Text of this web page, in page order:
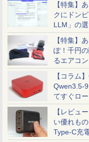
【特集】
クにドン
LLM」の
【特集】
ぽ！千円
るエアコ
ッズ一挙
【コラム
Qwen3.5-
てすぐロ
PC「
【レビュ
い優れも
Type-C充